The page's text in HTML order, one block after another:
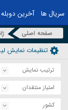
سریال ها
آخرین
صفحه اصلی
تنظیمات نمایش
ترتیب نمایش
امتیاز منتقدان
کشور